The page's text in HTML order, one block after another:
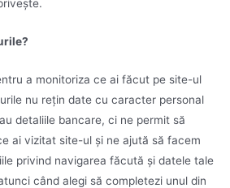
a monitoriza ce ai făcut pe site-ul
nu rețin date cu caracter personal
detaliile bancare, ci ne permit să
ai vizitat site-ul și ne ajută să facem
privind navigarea făcută și datele tale
când alegi să completezi unul din